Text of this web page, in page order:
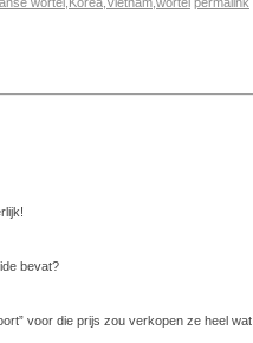
wortel , Korea,Vietnam,wortel permalink
bevat?
voor die prijs zou verkopen ze heel wat